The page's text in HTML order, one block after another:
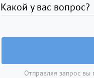
Какой у вас вопрос?
Отправляя запрос вы